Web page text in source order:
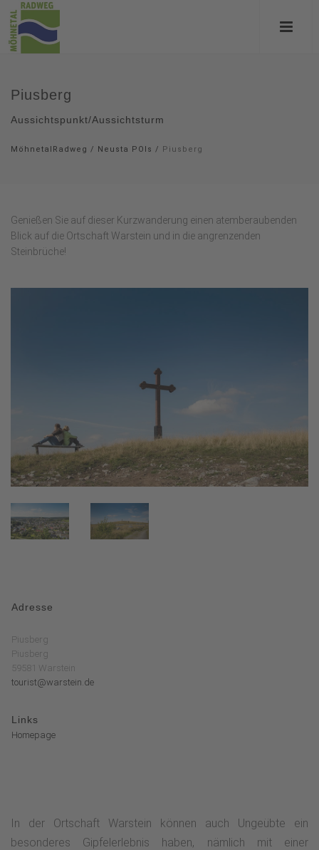
Piusberg
Aussichtspunkt/Aussichtsturm
MöhnetalRadweg / Neusta POIs / Piusberg
Genießen Sie auf dieser Kurzwanderung einen atemberaubenden
Blick auf die Ortschaft Warstein und in die angrenzenden
Steinbrüche!
Adresse
Piusberg
Piusberg
59581 Warstein
tourist@warstein.de
Links
Homepage
In der Ortschaft Warstein können auch Ungeübte ein
besonderes Gipfelerlebnis haben, nämlich mit einer